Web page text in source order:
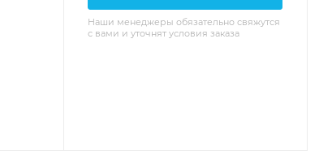
Наши менеджеры обязательно свяжутся
с вами и уточнят условия заказа